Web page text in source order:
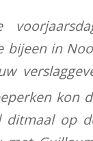
bijeen in
kon
ditmaal op